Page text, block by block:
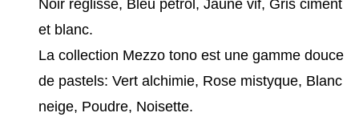
Noir réglisse, Bleu pétrol, Jaune vif, Gris ciment
et blanc.
La collection Mezzo tono est une gamme douce
de pastels: Vert alchimie, Rose mistyque, Blanc
neige, Poudre, Noisette.